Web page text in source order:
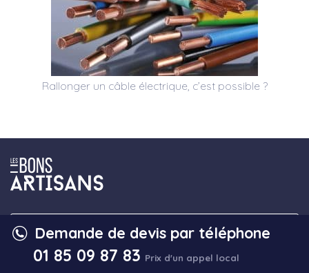
Rallonger un câble électrique, c’est possible ?
DEMANDE DE DEVIS
Demande de devis par téléphone
01 85 09 87 83 Prix d'un appel local